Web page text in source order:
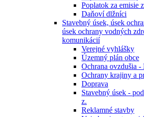
Poplatok za emisie
Daňoví dlžníci
Stavebný úsek, úsek
úsek ochrany vodných
komunikácií
Verejné vyhlášky
Územný plán obce
Ochrana ovzdušia
Ochrany krajiny a
Doprava
Stavebný úsek -
z.
Reklamné stavby